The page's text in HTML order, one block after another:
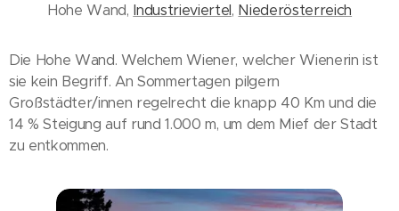
Hohe Wand, Industrieviertel, Niederösterreich
Die Hohe Wand. Welchem Wiener, welcher Wienerin ist
sie kein Begriff. An Sommertagen pilgern
Großstädter/innen regelrecht die knapp 40 Km und die
14 % Steigung auf rund 1.000 m, um dem Mief der Stadt
zu entkommen.